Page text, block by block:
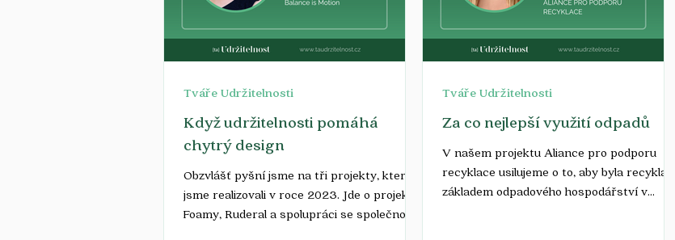
Když udržitelnosti pomáhá
chytrý design
Obzvlášť pyšní jsme na tři projekty, které
jsme realizovali v roce 2023. Jde o projekt
Foamy, Ruderal a spolupráci se společností
Tváře Udržitelnosti
Za co nejlepší využití odpadů
V našem projektu Aliance pro podporu
recyklace usilujeme o to, aby byla recyklace
základem odpadového hospodářství v
Tváře Udržitelnosti